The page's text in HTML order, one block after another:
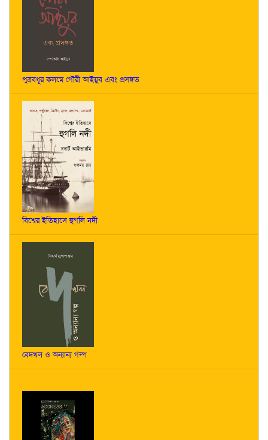
পুত্রবধূর কলমে গৌরী আইয়ুব এবং প্রসঙ্গত
বিশ্বের ইতিহাসে হুগলি নদী
বেদখল ও অন্যান্য গল্প